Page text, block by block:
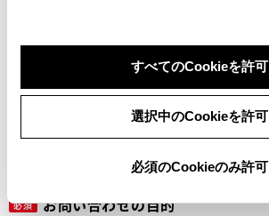
すべてのCookieを許可
選択中のCookieを許可
必須のCookieのみ許可
メールアドレス
必須 お問い合わせの目的